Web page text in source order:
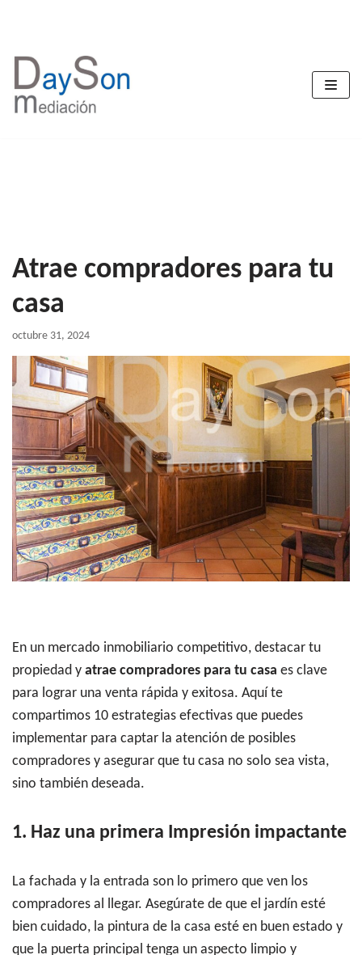
al
contenido
Atrae compradores para tu
casa
octubre 31, 2024
En un mercado inmobiliario competitivo, destacar tu
propiedad y atrae compradores para tu casa es clave
para lograr una venta rápida y exitosa. Aquí te
compartimos 10 estrategias efectivas que puedes
implementar para captar la atención de posibles
compradores y asegurar que tu casa no solo sea vista,
sino también deseada.
1. Haz una primera Impresión impactante
La fachada y la entrada son lo primero que ven los
compradores al llegar. Asegúrate de que el jardín esté
bien cuidado, la pintura de la casa esté en buen estado y
que la puerta principal tenga un aspecto limpio y